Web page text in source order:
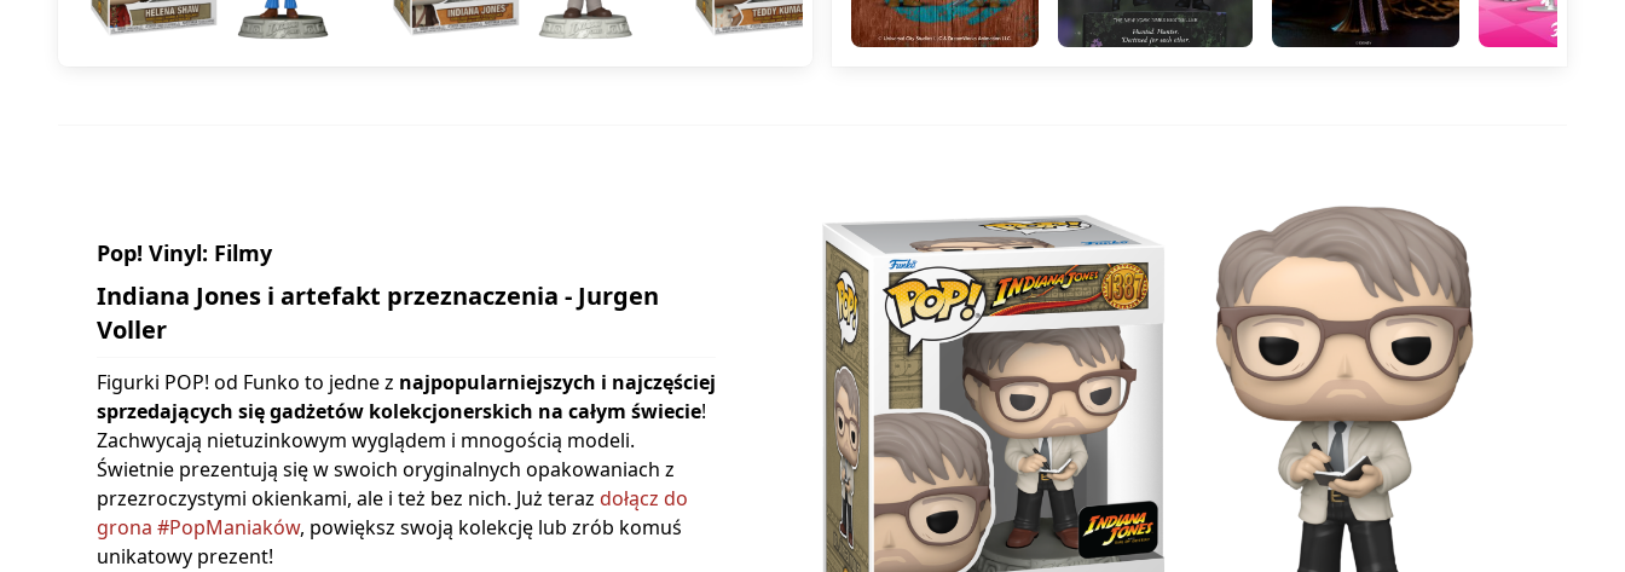
Pop! Vinyl: Filmy
Indiana Jones i artefakt przeznaczenia - Jurgen
Voller
Figurki POP! od Funko to jedne z najpopularniejszych i najczęściej
sprzedających się gadżetów kolekcjonerskich na całym świecie!
Zachwycają nietuzinkowym wyglądem i mnogością modeli.
Świetnie prezentują się w swoich oryginalnych opakowaniach z
przezroczystymi okienkami, ale i też bez nich. Już teraz dołącz do
grona #PopManiaków, powiększ swoją kolekcję lub zrób komuś
unikatowy prezent!